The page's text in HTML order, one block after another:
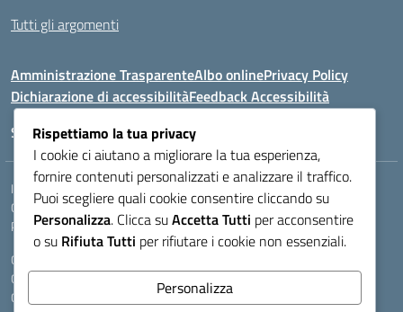
Tutti gli argomenti
Amministrazione TrasparenteAlbo onlinePrivacy Policy
Dichiarazione di accessibilitàFeedback Accessibilità
Seguici su:
Indirizzo: VIA LAZIO, 3, 43100 PARMA (PR)
Centralino:0521272405 Email: PRIS00400B@istruzione.it
Posta elettronica certificata (PEC):pris00400b@pec.istruzione.it
Codice fiscale: 80011950344
Codice meccanografico:
Codice Indice delle Pubbliche Amministrazioni (IPA): istsc_pris00400b
Rispettiamo la tua privacy
I cookie ci aiutano a migliorare la tua esperienza,
fornire contenuti personalizzati e analizzare il traffico.
Puoi scegliere quali cookie consentire cliccando su
Personalizza. Clicca suAccetta Tutti per acconsentire
o su Rifiuta Tutti per rifiutare i cookie non essenziali.
Personalizza